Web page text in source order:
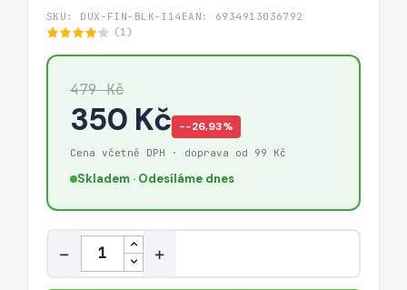
SKU: DUX-FIN-BLK-I14 EAN: 6934913036792
(1)
479 Kč
350 Kč −-26,93%
Cena včetně DPH · doprava od 99 Kč
Skladem · Odesíláme dnes
Množství
− +